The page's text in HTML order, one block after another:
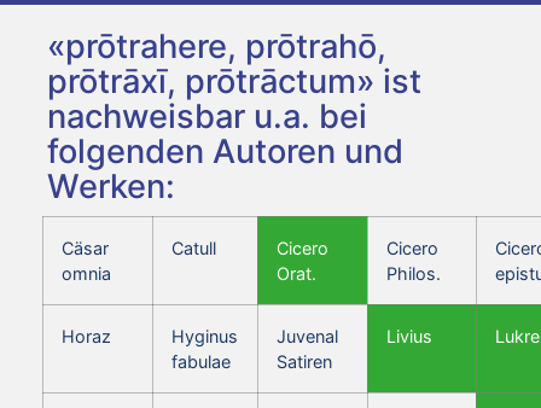
«prōtrahere, prōtrahō,
prōtrāxī, prōtrāctum» ist
nachweisbar u.a. bei
folgenden Autoren und
Werken:
Cäsar
omnia
Catull
Cicero
Orat.
Cicero
Philos.
Horaz
Hyginus
fabulae
Juvenal
Satiren
Livius